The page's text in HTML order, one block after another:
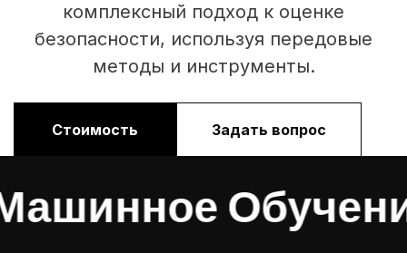
комплексный подход к оценке
безопасности, используя передовые
методы и инструменты.
Стоимость Задать вопрос
Обучение